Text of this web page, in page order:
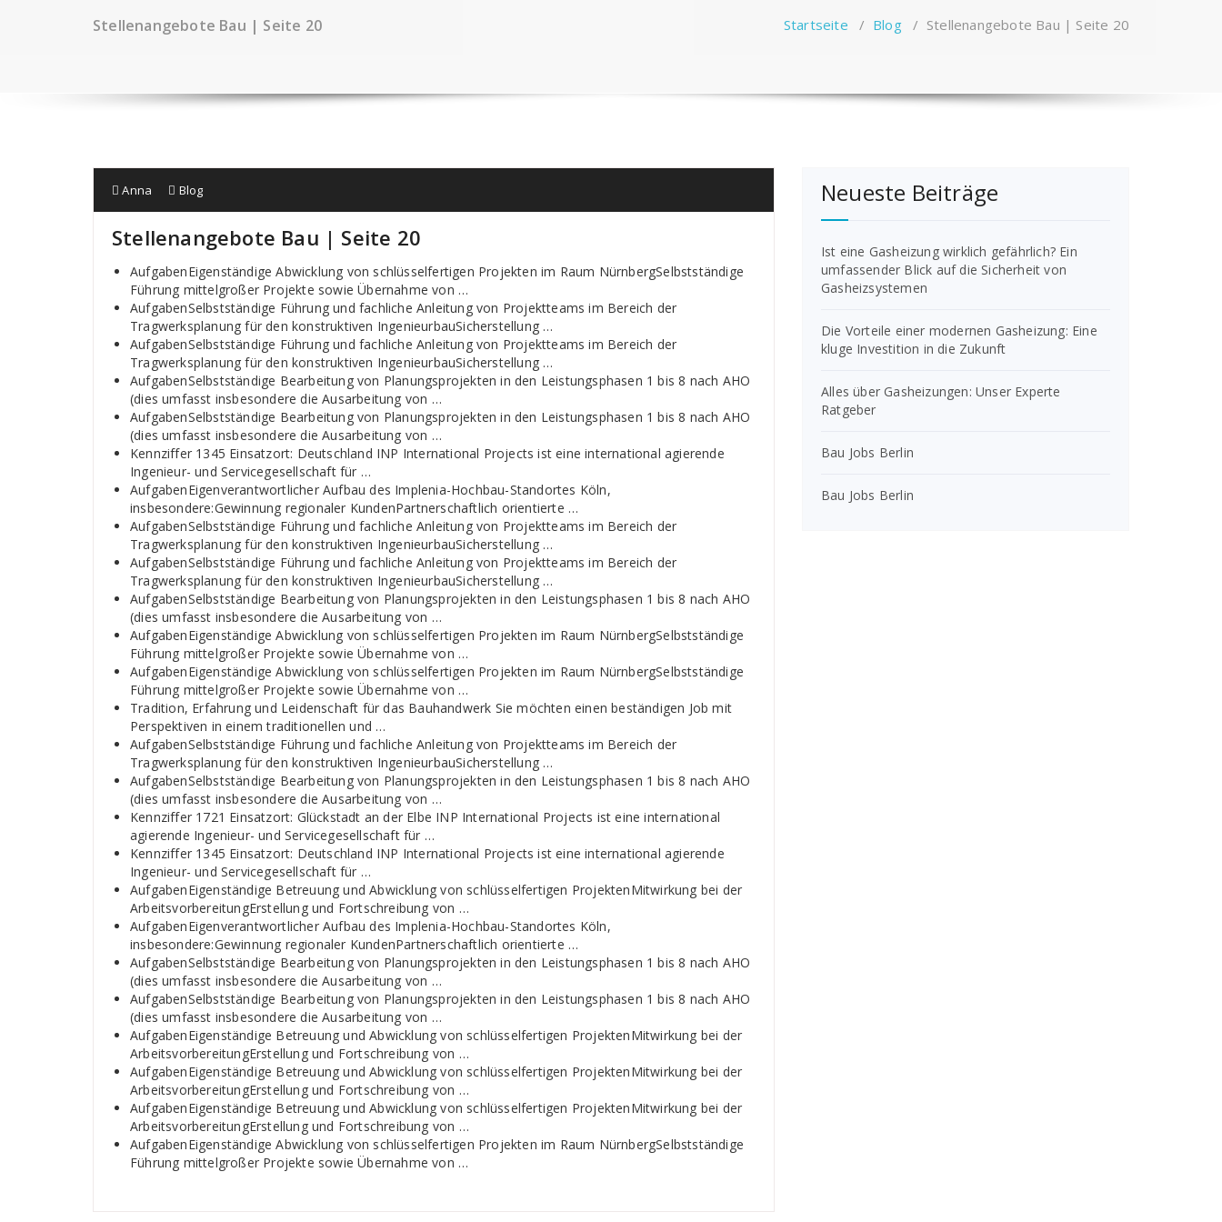
Stellenangebote Bau | Seite 20 Startseite / Blog/ Stellenangebote Bau | Seite 20
Anna Blog
Stellenangebote Bau | Seite 20
AufgabenEigenständige Abwicklung von schlüsselfertigen Projekten im Raum NürnbergSelbstständige
Führung mittelgroßer Projekte sowie Übernahme von …
AufgabenSelbstständige Führung und fachliche Anleitung von Projektteams im Bereich der
Tragwerksplanung für den konstruktiven IngenieurbauSicherstellung …
AufgabenSelbstständige Führung und fachliche Anleitung von Projektteams im Bereich der
Tragwerksplanung für den konstruktiven IngenieurbauSicherstellung …
AufgabenSelbstständige Bearbeitung von Planungsprojekten in den Leistungsphasen 1 bis 8 nach AHO
(dies umfasst insbesondere die Ausarbeitung von …
AufgabenSelbstständige Bearbeitung von Planungsprojekten in den Leistungsphasen 1 bis 8 nach AHO
(dies umfasst insbesondere die Ausarbeitung von …
Kennziffer 1345 Einsatzort: Deutschland INP International Projects ist eine international agierende
Ingenieur- und Servicegesellschaft für …
AufgabenEigenverantwortlicher Aufbau des Implenia-Hochbau-Standortes Köln,
insbesondere:Gewinnung regionaler KundenPartnerschaftlich orientierte …
AufgabenSelbstständige Führung und fachliche Anleitung von Projektteams im Bereich der
Tragwerksplanung für den konstruktiven IngenieurbauSicherstellung …
AufgabenSelbstständige Führung und fachliche Anleitung von Projektteams im Bereich der
Tragwerksplanung für den konstruktiven IngenieurbauSicherstellung …
AufgabenSelbstständige Bearbeitung von Planungsprojekten in den Leistungsphasen 1 bis 8 nach AHO
(dies umfasst insbesondere die Ausarbeitung von …
AufgabenEigenständige Abwicklung von schlüsselfertigen Projekten im Raum NürnbergSelbstständige
Führung mittelgroßer Projekte sowie Übernahme von …
AufgabenEigenständige Abwicklung von schlüsselfertigen Projekten im Raum NürnbergSelbstständige
Führung mittelgroßer Projekte sowie Übernahme von …
Tradition, Erfahrung und Leidenschaft für das Bauhandwerk Sie möchten einen beständigen Job mit
Perspektiven in einem traditionellen und …
AufgabenSelbstständige Führung und fachliche Anleitung von Projektteams im Bereich der
Tragwerksplanung für den konstruktiven IngenieurbauSicherstellung …
AufgabenSelbstständige Bearbeitung von Planungsprojekten in den Leistungsphasen 1 bis 8 nach AHO
(dies umfasst insbesondere die Ausarbeitung von …
Kennziffer 1721 Einsatzort: Glückstadt an der Elbe INP International Projects ist eine international
agierende Ingenieur- und Servicegesellschaft für …
Kennziffer 1345 Einsatzort: Deutschland INP International Projects ist eine international agierende
Ingenieur- und Servicegesellschaft für …
AufgabenEigenständige Betreuung und Abwicklung von schlüsselfertigen ProjektenMitwirkung bei der
ArbeitsvorbereitungErstellung und Fortschreibung von …
AufgabenEigenverantwortlicher Aufbau des Implenia-Hochbau-Standortes Köln,
insbesondere:Gewinnung regionaler KundenPartnerschaftlich orientierte …
AufgabenSelbstständige Bearbeitung von Planungsprojekten in den Leistungsphasen 1 bis 8 nach AHO
(dies umfasst insbesondere die Ausarbeitung von …
AufgabenSelbstständige Bearbeitung von Planungsprojekten in den Leistungsphasen 1 bis 8 nach AHO
(dies umfasst insbesondere die Ausarbeitung von …
AufgabenEigenständige Betreuung und Abwicklung von schlüsselfertigen ProjektenMitwirkung bei der
ArbeitsvorbereitungErstellung und Fortschreibung von …
AufgabenEigenständige Betreuung und Abwicklung von schlüsselfertigen ProjektenMitwirkung bei der
ArbeitsvorbereitungErstellung und Fortschreibung von …
AufgabenEigenständige Betreuung und Abwicklung von schlüsselfertigen ProjektenMitwirkung bei der
ArbeitsvorbereitungErstellung und Fortschreibung von …
AufgabenEigenständige Abwicklung von schlüsselfertigen Projekten im Raum NürnbergSelbstständige
Führung mittelgroßer Projekte sowie Übernahme von …
Neueste Beiträge
Ist eine Gasheizung wirklich gefährlich? Ein
umfassender Blick auf die Sicherheit von
Gasheizsystemen
Die Vorteile einer modernen Gasheizung: Eine
kluge Investition in die Zukunft
Alles über Gasheizungen: Unser Experte
Ratgeber
Bau Jobs Berlin
Bau Jobs Berlin